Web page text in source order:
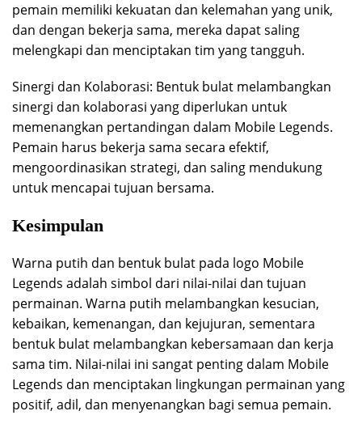
pemain memiliki kekuatan dan kelemahan yang unik,
dan dengan bekerja sama, mereka dapat saling
melengkapi dan menciptakan tim yang tangguh.
Sinergi dan Kolaborasi: Bentuk bulat melambangkan
sinergi dan kolaborasi yang diperlukan untuk
memenangkan pertandingan dalam Mobile Legends.
Pemain harus bekerja sama secara efektif,
mengoordinasikan strategi, dan saling mendukung
untuk mencapai tujuan bersama.
Kesimpulan
Warna putih dan bentuk bulat pada logo Mobile
Legends adalah simbol dari nilai-nilai dan tujuan
permainan. Warna putih melambangkan kesucian,
kebaikan, kemenangan, dan kejujuran, sementara
bentuk bulat melambangkan kebersamaan dan kerja
sama tim. Nilai-nilai ini sangat penting dalam Mobile
Legends dan menciptakan lingkungan permainan yang
positif, adil, dan menyenangkan bagi semua pemain.